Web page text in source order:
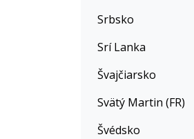
Srbsko
Srí Lanka
Švajčiarsko
Svätý Martin (FR)
Švédsko